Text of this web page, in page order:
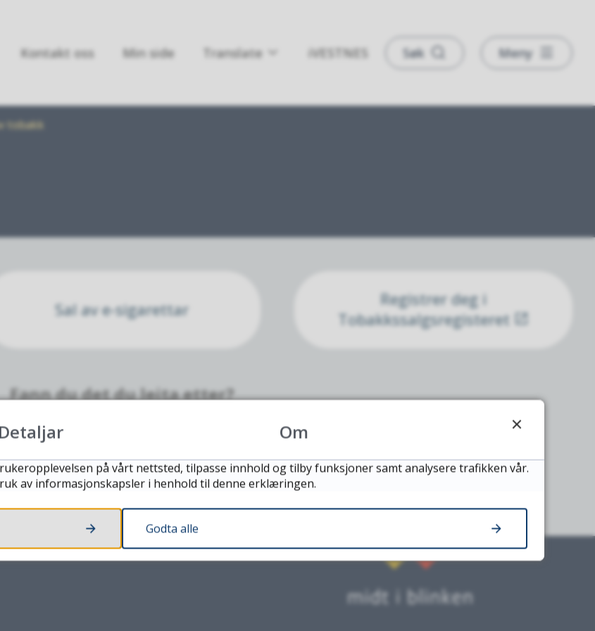
Kontakt oss Min side Translate iVESTNES Søk Meny
tobakk
Sal av e-sigarettar
Registrer deg i
Tobakkssalgsregisteret
Fann du det du leita etter?
JA NEI
Detaljar Om
på vårt nettsted, tilpasse innhold og tilby funksjoner samt analysere trafikken vår.
av informasjonskapsler i henhold til denne erklæringen.
Godta alle